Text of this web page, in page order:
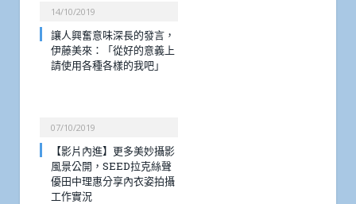
14/10/2019
讓人興奮意味深長的發言，
伊藤美來：「從好的意義上
請使用各種各樣的我吧」
07/10/2019
【影片內進】更多美妙攝影
風景公開，SEED拉克絲聲
優田中理惠分享內衣姿拍攝
工作實況